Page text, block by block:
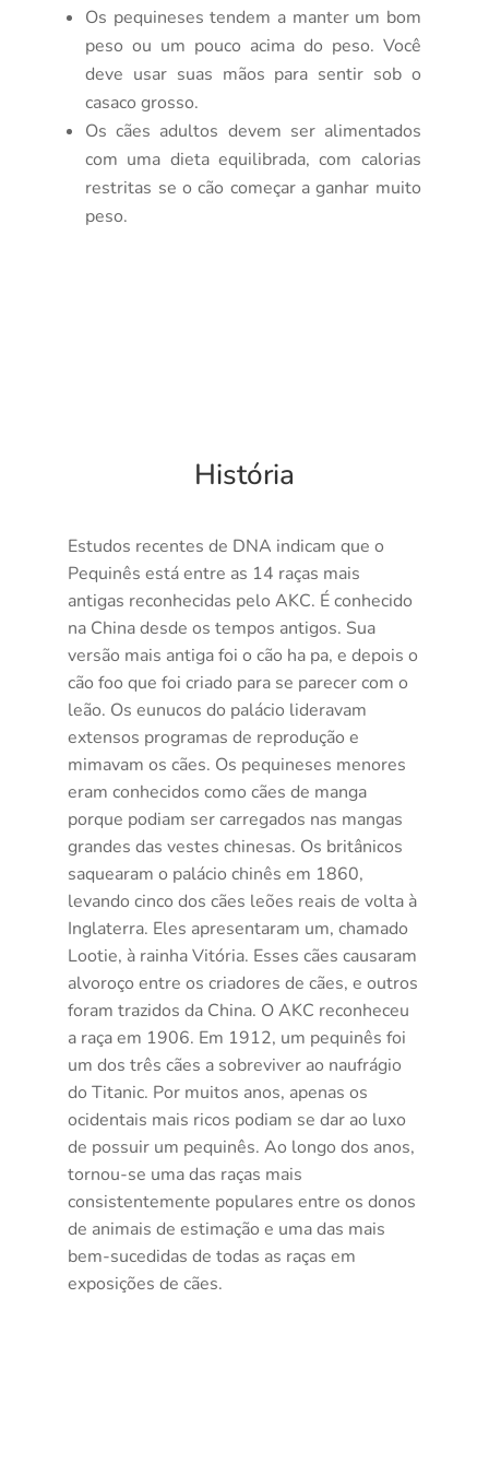
Os pequineses tendem a manter um bom
peso ou um pouco acima do peso. Você
deve usar suas mãos para sentir sob o
casaco grosso.
Os cães adultos devem ser alimentados
com uma dieta equilibrada, com calorias
restritas se o cão começar a ganhar muito
peso.
História
Estudos recentes de DNA indicam que o
Pequinês está entre as 14 raças mais
antigas reconhecidas pelo AKC. É conhecido
na China desde os tempos antigos. Sua
versão mais antiga foi o cão ha pa, e depois o
cão foo que foi criado para se parecer com o
leão. Os eunucos do palácio lideravam
extensos programas de reprodução e
mimavam os cães. Os pequineses menores
eram conhecidos como cães de manga
porque podiam ser carregados nas mangas
grandes das vestes chinesas. Os britânicos
saquearam o palácio chinês em 1860,
levando cinco dos cães leões reais de volta à
Inglaterra. Eles apresentaram um, chamado
Lootie, à rainha Vitória. Esses cães causaram
alvoroço entre os criadores de cães, e outros
foram trazidos da China. O AKC reconheceu
a raça em 1906. Em 1912, um pequinês foi
um dos três cães a sobreviver ao naufrágio
do Titanic. Por muitos anos, apenas os
ocidentais mais ricos podiam se dar ao luxo
de possuir um pequinês. Ao longo dos anos,
tornou-se uma das raças mais
consistentemente populares entre os donos
de animais de estimação e uma das mais
bem-sucedidas de todas as raças em
exposições de cães.